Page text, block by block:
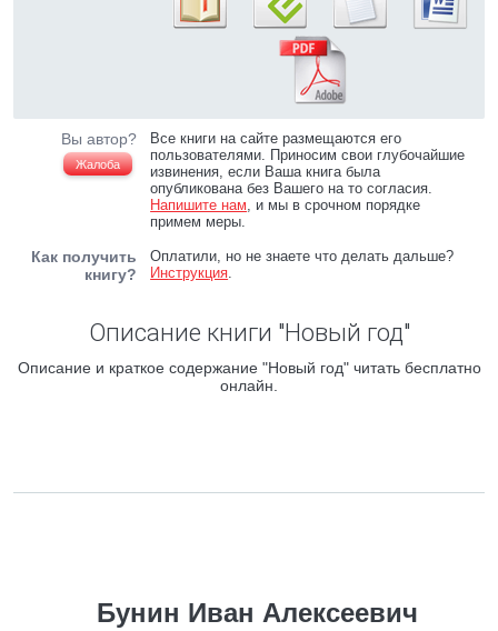
Вы автор?
Жалоба
Все книги на сайте размещаются его
пользователями. Приносим свои глубочайшие
извинения, если Ваша книга была
опубликована без Вашего на то согласия.
Напишите нам, и мы в срочном порядке
примем меры.
Как получить
книгу?
Оплатили, но не знаете что делать дальше?
Инструкция.
Описание книги "Новый год"
Описание и краткое содержание "Новый год" читать бесплатно
онлайн.
Бунин Иван Алексеевич